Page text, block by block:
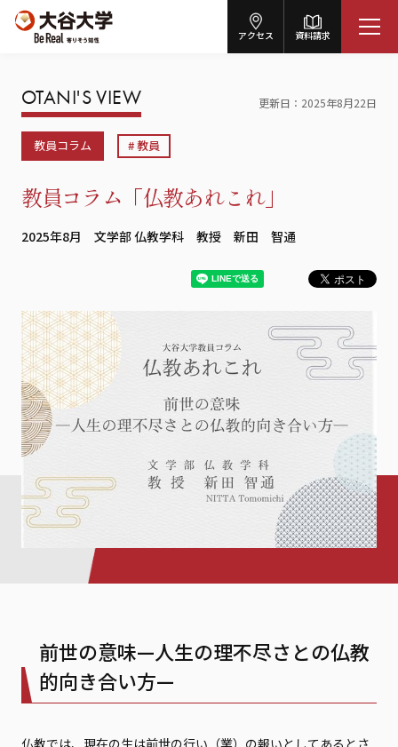
アクセス 資料請求
OTANI'S VIEW
教員コラム 教員
更新日 2025年8月22日
教員コラム「仏教あれこれ」
2025年8月 文学部 仏教学科 教授 新田 智通
前世の意味—人生の理不尽さとの仏教
的向き合い方—
仏教では、現在の生は前世の行い（業）の報いとしてあるとさ